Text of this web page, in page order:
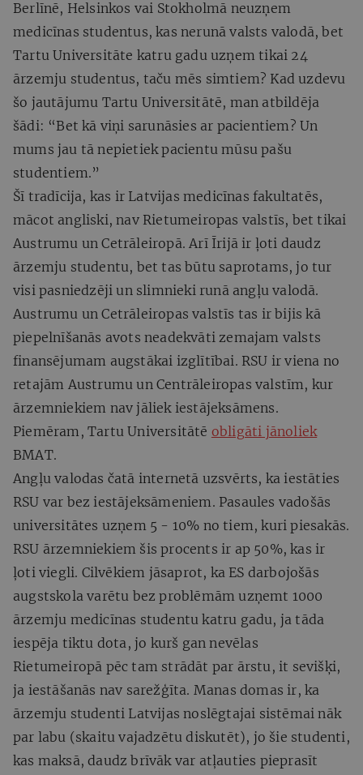
Berlīnē, Helsinkos vai Stokholmā neuzņem
medicīnas studentus, kas nerunā valsts valodā, bet
Tartu Universitāte katru gadu uzņem tikai 24
ārzemju studentus, taču mēs simtiem? Kad uzdevu
šo jautājumu Tartu Universitātē, man atbildēja
šādi: “Bet kā viņi sarunāsies ar pacientiem? Un
mums jau tā nepietiek pacientu mūsu pašu
studentiem.”
Šī tradīcija, kas ir Latvijas medicīnas fakultatēs,
mācot angliski, nav Rietumeiropas valstīs, bet tikai
Austrumu un Cetrāleiropā. Arī Īrijā ir ļoti daudz
ārzemju studentu, bet tas būtu saprotams, jo tur
visi pasniedzēji un slimnieki runā angļu valodā.
Austrumu un Cetrāleiropas valstīs tas ir bijis kā
piepelnīšanās avots neadekvāti zemajam valsts
finansējumam augstākai izglītībai. RSU ir viena no
retajām Austrumu un Centrāleiropas valstīm, kur
ārzemniekiem nav jāliek iestājeksāmens.
Piemēram, Tartu Universitātē obligāti jānoliek
BMAT.
Angļu valodas čatā internetā uzsvērts, ka iestāties
RSU var bez iestājeksāmeniem. Pasaules vadošās
universitātes uzņem 5 - 10% no tiem, kuri piesakās.
RSU ārzemniekiem šis procents ir ap 50%, kas ir
ļoti viegli. Cilvēkiem jāsaprot, ka ES darbojošās
augstskola varētu bez problēmām uzņemt 1000
ārzemju medicīnas studentu katru gadu, ja tāda
iespēja tiktu dota, jo kurš gan nevēlas
Rietumeiropā pēc tam strādāt par ārstu, it sevišķi,
ja iestāšanās nav sarežģīta. Manas domas ir, ka
ārzemju studenti Latvijas noslēgtajai sistēmai nāk
par labu (skaitu vajadzētu diskutēt), jo šie studenti,
kas maksā, daudz brīvāk var atļauties pieprasīt